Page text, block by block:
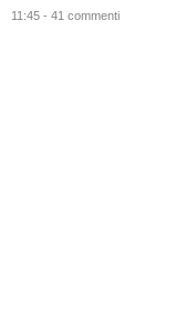
11:45 - 41 commenti